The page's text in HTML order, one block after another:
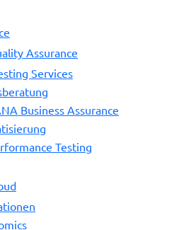
Assurance
Services
Business Assurance
Testing